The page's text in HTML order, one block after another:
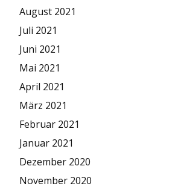
August 2021
Juli 2021
Juni 2021
Mai 2021
April 2021
März 2021
Februar 2021
Januar 2021
Dezember 2020
November 2020